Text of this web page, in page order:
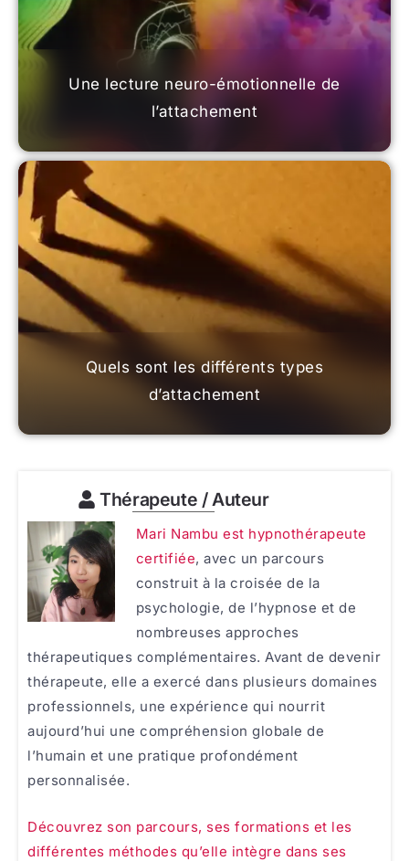
Une lecture neuro-émotionnelle de
l’attachement
Quels sont les différents types
d’attachement
Thérapeute / Auteur
Mari Nambu est hypnothérapeute
certifiée, avec un parcours
construit à la croisée de la
psychologie, de l’hypnose et de
nombreuses approches
thérapeutiques complémentaires. Avant de devenir
thérapeute, elle a exercé dans plusieurs domaines
professionnels, une expérience qui nourrit
aujourd’hui une compréhension globale de
l’humain et une pratique profondément
personnalisée.
Découvrez son parcours, ses formations et les
différentes méthodes qu’elle intègre dans ses